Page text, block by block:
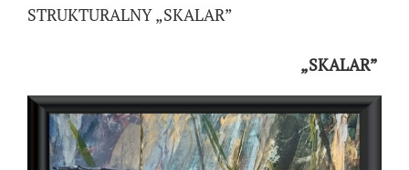
STRUKTURALNY „SKALAR”
„SKALAR”